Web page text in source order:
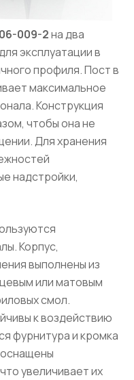
009-2на два
эксплуатации в
профиля. Пост в
максимальное
Конструкция
чтобы она не
Для хранения
надстройки,
Корпус,
выполнены из
или матовым
смол.
к воздействию
фурнитура и кромка
увеличивает их